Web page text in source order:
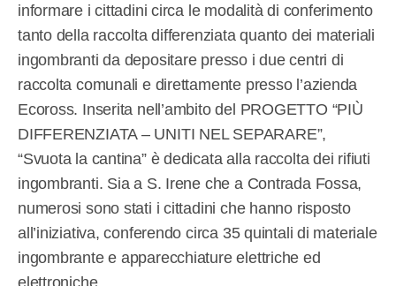
informare i cittadini circa le modalità di conferimento
tanto della raccolta differenziata quanto dei materiali
ingombranti da depositare presso i due centri di
raccolta comunali e direttamente presso l’azienda
Ecoross. Inserita nell’ambito del PROGETTO “PIÙ
DIFFERENZIATA – UNITI NEL SEPARARE”,
“Svuota la cantina” è dedicata alla raccolta dei rifiuti
ingombranti. Sia a S. Irene che a Contrada Fossa,
numerosi sono stati i cittadini che hanno risposto
all’iniziativa, conferendo circa 35 quintali di materiale
ingombrante e apparecchiature elettriche ed
elettroniche.